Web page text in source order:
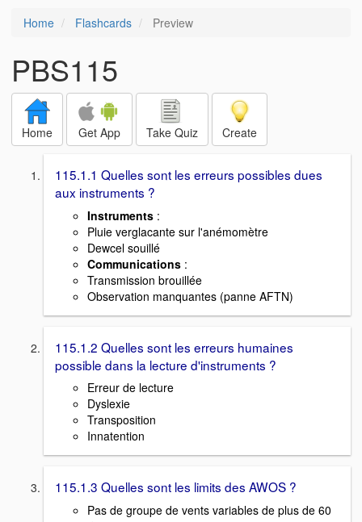
Home Flashcards Preview
PBS115
Home Get App Take Quiz Create
115.1.1 Quelles sont les erreurs possibles dues
aux instruments ?
Instruments :
Pluie verglacante sur l'anémomètre
Dewcel souillé
Communications :
Transmission brouillée
Observation manquantes (panne AFTN)
115.1.2 Quelles sont les erreurs humaines
possible dans la lecture d'instruments ?
Erreur de lecture
Dyslexie
Transposition
Innatention
115.1.3 Quelles sont les limits des AWOS ?
Pas de groupe de vents variables de plus de 60